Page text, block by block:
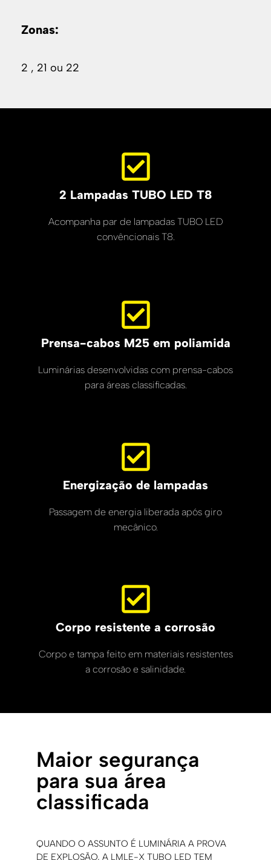
Zonas:
2 , 21 ou 22
2 Lampadas TUBO LED T8
Acompanha par de lampadas TUBO LED
convêncionais T8.
Prensa-cabos M25 em poliamida
Luminárias desenvolvidas com prensa-cabos
para áreas classificadas.
Energização de lampadas
Passagem de energia liberada após giro
mecânico.
Corpo resistente a corrosão
Corpo e tampa feito em materiais resistentes
a corrosão e salinidade.
Maior segurança
para sua área
classificada
QUANDO O ASSUNTO É LUMINÁRIA A PROVA
DE EXPLOSÃO, A LMLE-X TUBO LED TEM